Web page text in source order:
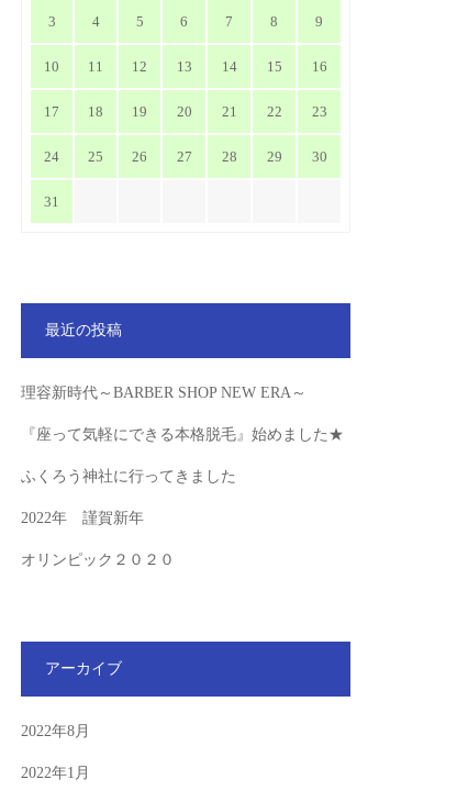
3 4 5 6 7 8 9
10 11 12 13 14 15 16
17 18 19 20 21 22 23
24 25 26 27 28 29 30
31
最近の投稿
理容新時代～BARBER SHOP NEW ERA～
『座って気軽にできる本格脱毛』始めました★
ふくろう神社に行ってきました
2022年 謹賀新年
オリンピック２０２０
アーカイブ
2022年8月
2022年1月